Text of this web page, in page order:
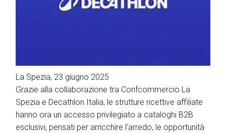
La Spezia, 23 giugno 2025
Grazie alla collaborazione tra Confcommercio La
Spezia e Decathlon Italia, le strutture ricettive affiliate
hanno ora un accesso privilegiato a cataloghi B2B
esclusivi, pensati per arricchire l’arredo, le opportunità